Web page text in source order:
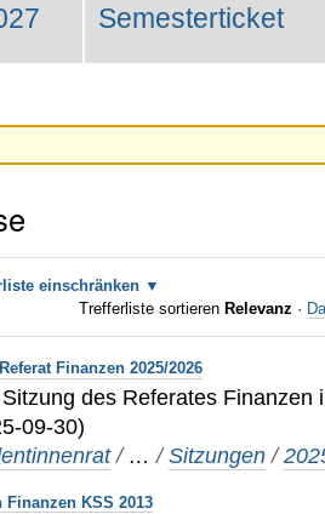
Semesterticket
einschränken
Trefferliste sortieren Relevanz ·
Finanzen 2025/2026
des Referates Finanzen
09-30)
/ …/Sitzungen /
KSS 2013